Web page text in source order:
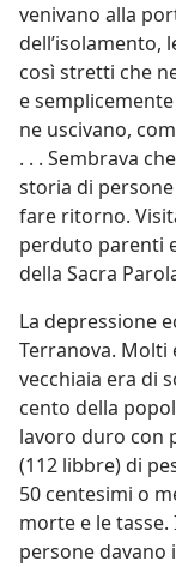
venivano alla
dell’isolamento,
così stretti che
e
ne uscivano,
. . . Sembrava
storia di
fare ritorno.
perduto parenti
della Sacra
La depressione
Terranova. Molti
vecchiaia era di
cento della
lavoro duro con
(112 libbre) di
50 centesimi o
morte e le
persone davano